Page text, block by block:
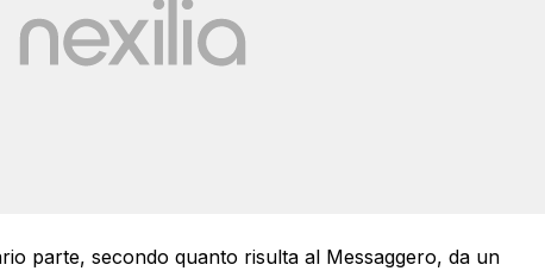
parte, secondo quanto risulta al Messaggero, da un